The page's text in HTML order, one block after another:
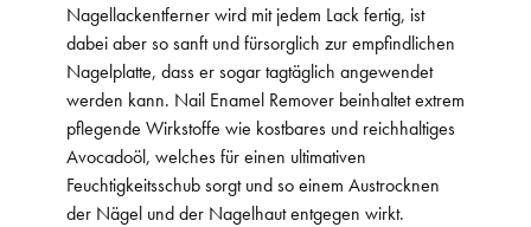
Nagellackentferner wird mit jedem Lack fertig, ist
dabei aber so sanft und fürsorglich zur empfindlichen
Nagelplatte, dass er sogar tagtäglich angewendet
werden kann. Nail Enamel Remover beinhaltet extrem
pflegende Wirkstoffe wie kostbares und reichhaltiges
Avocadoöl, welches für einen ultimativen
Feuchtigkeitsschub sorgt und so einem Austrocknen
der Nägel und der Nagelhaut entgegen wirkt.